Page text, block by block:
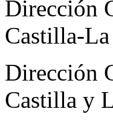
Dirección
Castilla-
Dirección
Castilla y